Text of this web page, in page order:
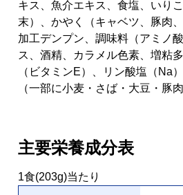
キス、魚介エキス、食塩、いり
末）、かやく（キャベツ、豚肉
加工デンプン、調味料（アミノ
ス、酒精、カラメル色素、増粘
（ビタミンE）、リン酸塩（Na
（一部に小麦・さば・大豆・豚肉
主要栄養成分表
1食(203g)当たり